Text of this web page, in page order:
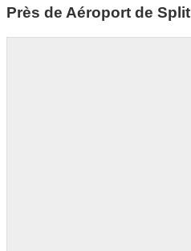
Près de Aéroport de Split